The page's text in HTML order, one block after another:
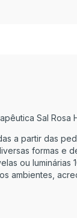
Sal
a partir das
formas e
ou luminárias
ambientes,